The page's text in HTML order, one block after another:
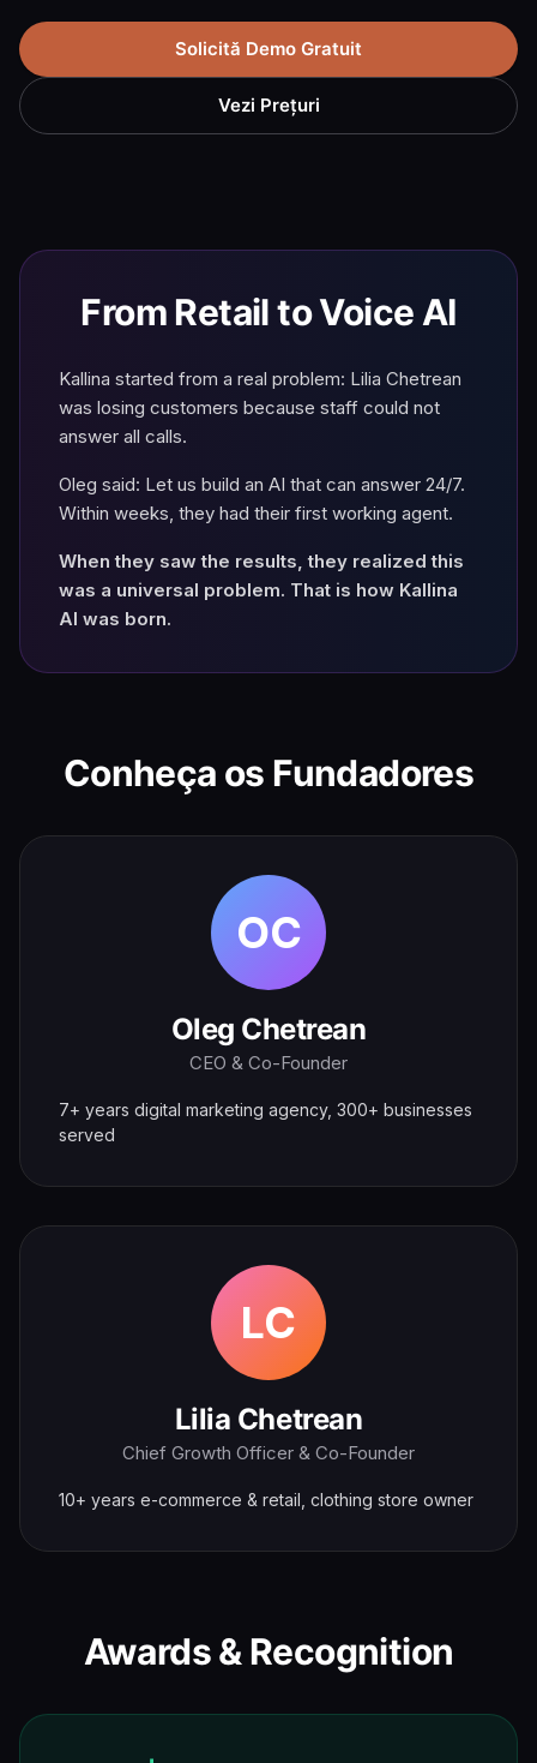
Solicită Demo Gratuit
Vezi Prețuri
From Retail to Voice AI
Kallina started from a real problem: Lilia Chetrean
was losing customers because staff could not
answer all calls.
Oleg said: Let us build an AI that can answer 24/7.
Within weeks, they had their first working agent.
When they saw the results, they realized this
was a universal problem. That is how Kallina
AI was born.
Conheça os Fundadores
OC
Oleg Chetrean
CEO & Co-Founder
7+ years digital marketing agency, 300+ businesses
served
LC
Lilia Chetrean
Chief Growth Officer & Co-Founder
10+ years e-commerce & retail, clothing store owner
Awards & Recognition